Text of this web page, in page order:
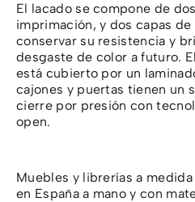
El lacado se compone de
imprimación, y dos capas
conservar su resistencia y
desgaste de color a futuro.
está cubierto por un
cajones y puertas tienen un
cierre por presión con
open.
Muebles y librerías a
en España a mano y con